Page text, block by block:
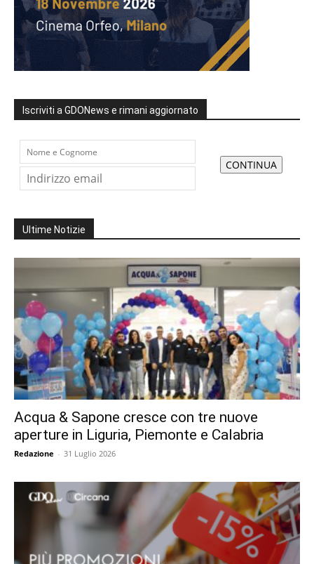
Iscriviti a GDONews e rimani aggiornato
Ultime Notizie
Acqua & Sapone cresce con tre nuove
aperture in Liguria, Piemonte e Calabria
Redazione - 31 Luglio 2026